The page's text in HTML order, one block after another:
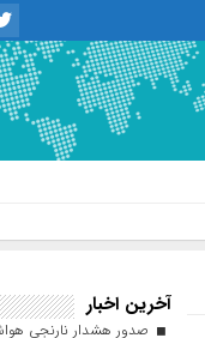
آخرین اخبار
صدور هشدار نارنجی